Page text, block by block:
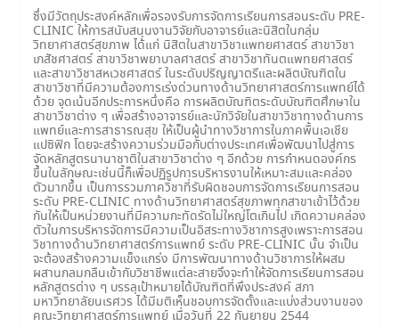
ซึ่งมีวัตถุประสงค์หลักเพื่อรองรับการจัดการเรียนการสอนระดับ PRE-
CLINIC ให้การสนับสนุนงานวิจัยกับอาจารย์และนิสิตในกลุ่ม
วิทยาศาสตร์สุขภาพ ได้แก่ นิสิตในสาขาวิชาแพทยศาสตร์ สาขาวิชา
เภสัชศาสตร์ สาขาวิชาพยาบาลศาสตร์ สาขาวิชาทันตแพทยศาสตร์
และสาขาวิชาสหเวชศาสตร์ ในระดับปริญญาตรีและผลิตบัณฑิตใน
สาขาวิชาที่มีความต้องการเร่งด่วนทางด้านวิทยาศาสตร์การแพทย์ได้
ด้วย จุดเน้นอีกประการหนึ่งคือ การผลิตบัณฑิตระดับบัณฑิตศึกษาใน
สาขาวิชาต่าง ๆ เพื่อสร้างอาจารย์และนักวิจัยในสาขาวิชาทางด้านการ
แพทย์และการสาธารณสุข ให้เป็นผู้นำทางวิชาการในภาคพื้นเอเชีย
แปซิฟิก โดยจะสร้างความร่วมมือกับต่างประเทศเพื่อพัฒนาไปสู่การ
จัดหลักสูตรนานาชาติในสาขาวิชาต่าง ๆ อีกด้วย การกำหนดองค์กร
ขึ้นในลักษณะเช่นนี้ก็เพื่อปฏิรูปการบริหารงานให้เหมาะสมและคล่อง
ตัวมากขึ้น เป็นการรวมภาควิชาที่รับผิดชอบการจัดการเรียนการสอน
ระดับ PRE-CLINIC ทางด้านวิทยาศาสตร์สุขภาพทุกสาขาเข้าไว้ด้วย
กันให้เป็นหน่วยงานที่มีความกะทัดรัดไม่ใหญ่โตเกินไป เกิดความคล่อง
ตัวในการบริหารจัดการมีความเป็นอิสระทางวิชาการสูงเพราะการสอน
วิชาทางด้านวิทยาศาสตร์การแพทย์ ระดับ PRE-CLINIC นั้น จำเป็น
จะต้องสร้างความแข็งแกร่ง มีการพัฒนาทางด้านวิชาการให้ผสม
ผสานกลมกลืนเข้ากับวิชาชีพแต่ละสายจึงจะทำให้จัดการเรียนการสอน
หลักสูตรต่าง ๆ บรรลุเป้าหมายได้บัณฑิตที่พึงประสงค์ สภา
มหาวิทยาลัยนเรศวร ได้มีมติเห็นชอบการจัดตั้งและแบ่งส่วนงานของ
คณะวิทยาศาสตร์การแพทย์ เมื่อวันที่ 22 กันยายน 2544